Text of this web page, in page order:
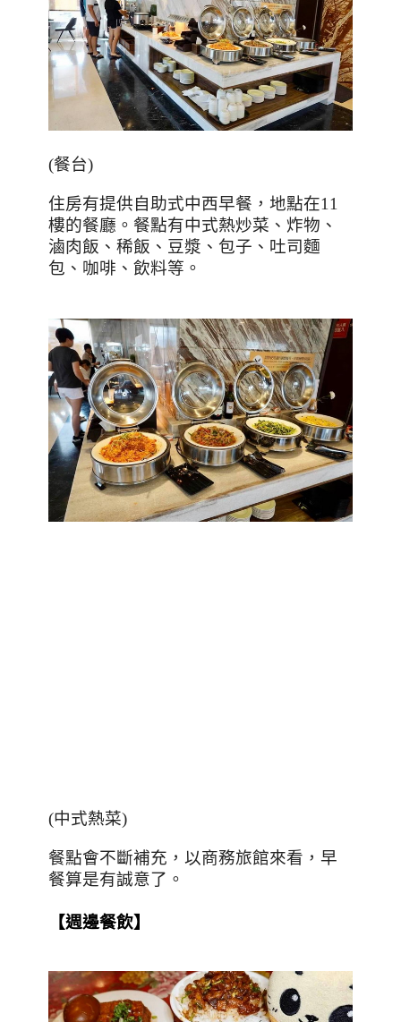
(餐台)
住房有提供自助式中西早餐，地點在11
樓的餐廳。餐點有中式熱炒菜、炸物、
滷肉飯、稀飯、豆漿、包子、吐司麵
包、咖啡、飲料等。
(中式熱菜)
餐點會不斷補充，以商務旅館來看，早
餐算是有誠意了。
【週邊餐飲】